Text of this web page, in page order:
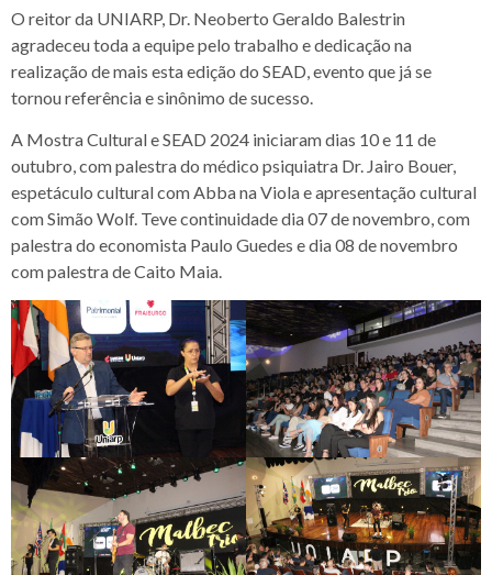
O reitor da UNIARP, Dr. Neoberto Geraldo Balestrin
agradeceu toda a equipe pelo trabalho e dedicação na
realização de mais esta edição do SEAD, evento que já se
tornou referência e sinônimo de sucesso.
A Mostra Cultural e SEAD 2024 iniciaram dias 10 e 11 de
outubro, com palestra do médico psiquiatra Dr. Jairo Bouer,
espetáculo cultural com Abba na Viola e apresentação cultural
com Simão Wolf. Teve continuidade dia 07 de novembro, com
palestra do economista Paulo Guedes e dia 08 de novembro
com palestra de Caito Maia.